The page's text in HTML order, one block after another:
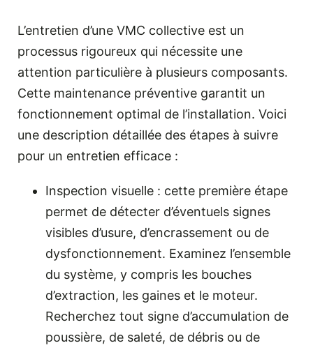
L’entretien d’une VMC collective est un
processus rigoureux qui nécessite une
attention particulière à plusieurs composants.
Cette maintenance préventive garantit un
fonctionnement optimal de l’installation. Voici
une description détaillée des étapes à suivre
pour un entretien efficace :
Inspection visuelle : cette première étape
permet de détecter d’éventuels signes
visibles d’usure, d’encrassement ou de
dysfonctionnement. Examinez l’ensemble
du système, y compris les bouches
d’extraction, les gaines et le moteur.
Recherchez tout signe d’accumulation de
poussière, de saleté, de débris ou de